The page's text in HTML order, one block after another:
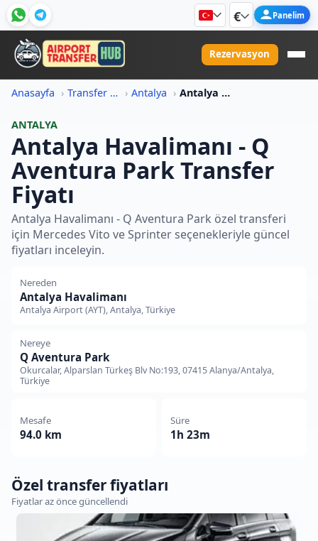
€ Panelim
Rezervasyon
Anasayfa Transfer Fiyat Bilgileri Antalya Antalya Havalimani Q Aventura Park Transfer Fiyati
ANTALYA
Antalya Havalimanı - Q
Aventura Park Transfer
Fiyatı
Antalya Havalimanı - Q Aventura Park özel transferi
için Mercedes Vito ve Sprinter seçenekleriyle güncel
fiyatları inceleyin.
Nereden
Antalya Havalimanı
Antalya Airport (AYT), Antalya, Türkiye
Nereye
Q Aventura Park
Okurcalar, Alparslan Türkeş Blv No:193, 07415 Alanya/Antalya,
Türkiye
Mesafe
94.0 km
Süre
1h 23m
Özel transfer fiyatları
Fiyatlar az önce güncellendi